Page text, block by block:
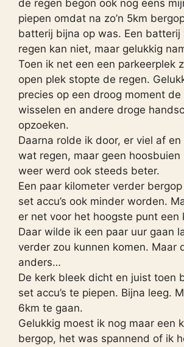
de regen begon ook nog eens
piepen omdat na zo’n 5km
batterij bijna op was. Een batterij
regen kan niet, maar gelukkig
Toen ik net een een parkeerplek
open plek stopte de regen.
precies op een droog moment de
wisselen en andere droge
opzoeken.
Daarna rolde ik door, er viel af
wat regen, maar geen hoosbuien
weer werd ook steeds beter.
Een paar kilometer verder
set accu’s ook minder worden.
er net voor het hoogste punt een
Daar wilde ik een paar uur gaan
verder zou kunnen komen. Maar
anders…
De kerk bleek dicht en juist toen
set accu’s te piepen. Bijna leeg.
6km te gaan.
Gelukkig moest ik nog maar een
bergop, het was spannend of ik